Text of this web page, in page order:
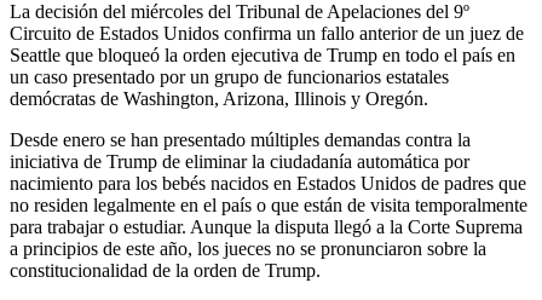
La decisión del miércoles del Tribunal de Apelaciones del 9º
Circuito de Estados Unidos confirma un fallo anterior de un juez de
Seattle que bloqueó la orden ejecutiva de Trump en todo el país en
un caso presentado por un grupo de funcionarios estatales
demócratas de Washington, Arizona, Illinois y Oregón.
Desde enero se han presentado múltiples demandas contra la
iniciativa de Trump de eliminar la ciudadanía automática por
nacimiento para los bebés nacidos en Estados Unidos de padres que
no residen legalmente en el país o que están de visita temporalmente
para trabajar o estudiar. Aunque la disputa llegó a la Corte Suprema
a principios de este año, los jueces no se pronunciaron sobre la
constitucionalidad de la orden de Trump.